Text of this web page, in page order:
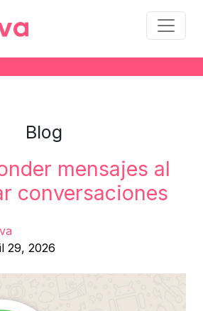
Blog
mensajes al
conversaciones
29, 2026